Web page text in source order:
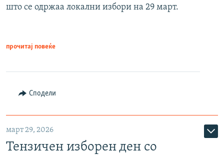
што се одржаа локални избори на 29 март.
прочитај повеќе
Сподели
март 29, 2026
Тензичен изборен ден со